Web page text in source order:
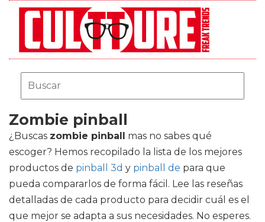
Zombie pinball
¿Buscas zombie pinball mas no sabes qué
escoger? Hemos recopilado la lista de los mejores
productos de pinball 3d y pinball de para que
pueda compararlos de forma fácil. Lee las reseñas
detalladas de cada producto para decidir cuál es el
que mejor se adapta a sus necesidades. No esperes.